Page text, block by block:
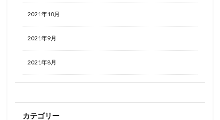
2021年10月
2021年9月
2021年8月
カテゴリー